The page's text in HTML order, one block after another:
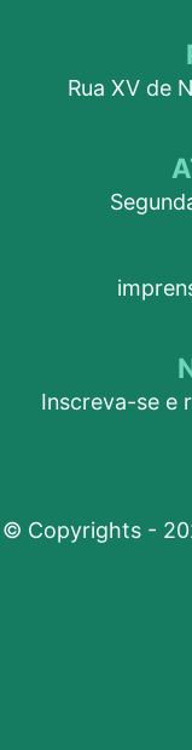
Rua XV de
Inscreva-se e
© Copyrights -